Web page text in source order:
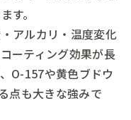
す。
アルカリ・温度変化
ーティング効果が長
O-157や黄色ブドウ
点も大きな強みで